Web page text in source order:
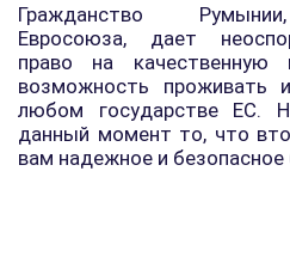
Гражданство
Евросоюза, дает
право на качественную
возможность проживать
любом государстве ЕС.
данный момент то, что
вам надежное и безопасное